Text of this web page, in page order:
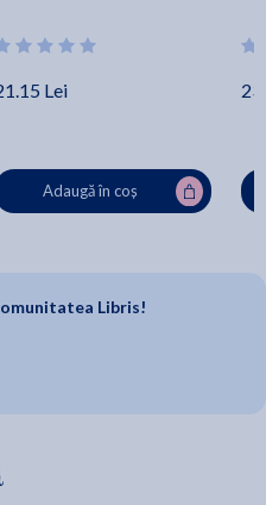
Ricu
Lei
Adaugă în coș
Libris!